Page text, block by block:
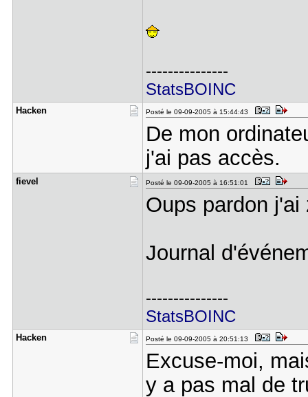
---------------
StatsBOINC
Hacken Posté le 09-09-2005 à 15:44:43
De mon
j'ai pas accès.
fievel Posté le 09-09-2005 à 16:51:01
Oups pardon
Journal
---------------
StatsBOINC
Hacken Posté le 09-09-2005 à 20:51:13
Excuse-moi,
y a pas mal de